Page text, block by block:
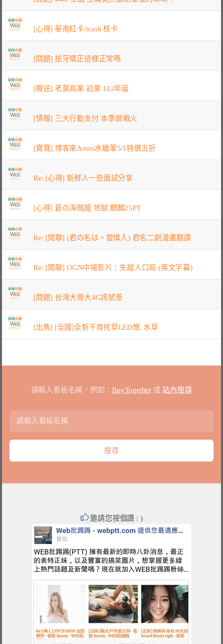
[心得] 華南紅卡/icash 核卡
[問題] 拔牙矯正這樣正常嗎
[贈送] 老莫高業 初業 102年版
[情報] 三大行動支付 本季掀戰火
[寶寶] 博客來Amos水蠟筆5/1特價五折
Re: [心得] 新鮮人一些面試分享
[心得] 蒼の海賊龍 地獄 麒麟25PT
Re: [閒聊] (君の名は。雷慎入) 君名二創漫畫翻譯
Re: [閒聊] OGN中場影片：失蹤人口局 (英文字幕)
[問題] 台灣大哥大4G訊號差
[出售] [全國]全新千尋侘草LED燈, 水草
請輸入看板名稱，例如：BuyTogether或 站內搜尋
邀請您按個讚 : )